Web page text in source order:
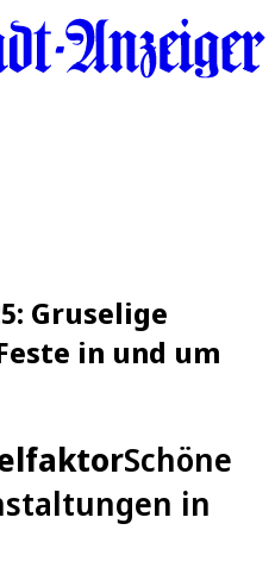
Gruselige
in und um
Schöne
in